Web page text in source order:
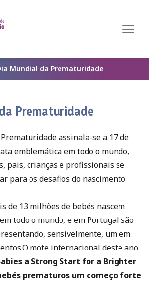
Mundial da Prematuridade
Prematuridade
assinala-se a 17 de
emblemática em todo o mundo,
pais, crianças e profissionais se
para os desafios do nascimento
de 13 milhões de bebés nascem
todo o mundo, e em Portugal são
sensivelmente, um em
mote internacional deste ano
a Strong Start for a Brighter
prematuros um começo forte